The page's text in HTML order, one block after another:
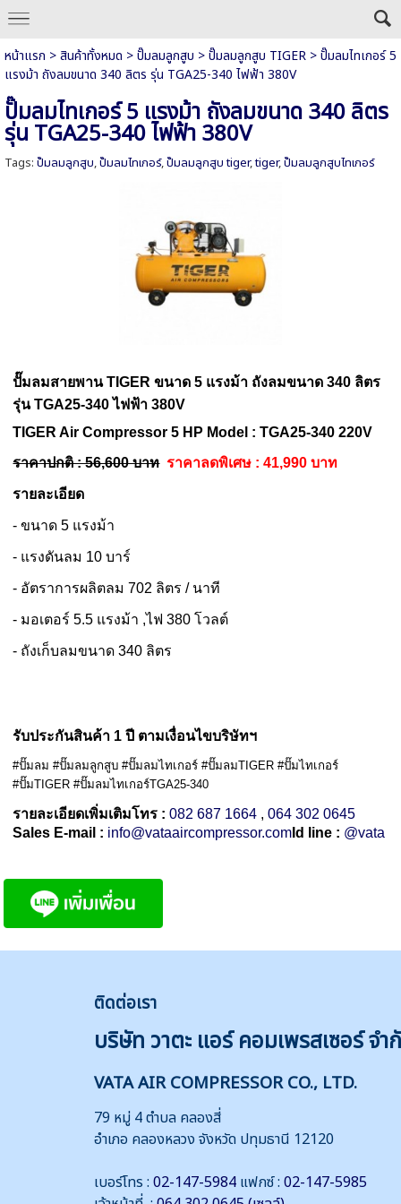
หน้าแรก >สินค้าทั้งหมด >ปั๊มลมลูกสูบ >ปั๊มลมลูกสูบ TIGER>ปั๊มลมไทเกอร์ 5
แรงม้า ถังลมขนาด 340 ลิตร รุ่น TGA25-340 ไฟฟ้า 380V
ปั๊มลมไทเกอร์ 5 แรงม้า ถังลมขนาด 340 ลิตร
รุ่น TGA25-340 ไฟฟ้า 380V
Tags: ปั๊มลมลูกสูบ,ปั๊มลมไทเกอร์,ปั๊มลมลูกสูบ tiger,tiger,ปั๊มลมลูกสูบไทเกอร์
ปั๊มลมสายพาน TIGERขนาด 5 แรงม้า ถังลมขนาด 340 ลิตร
รุ่นTGA25-340ไฟฟ้า 380V
TIGER Air Compressor 5 HP Model : TGA25-340 220V
ราคาปกติ : 56,600 บาท ราคาลดพิเศษ : 41,990 บาท
รายละเอียด
- ขนาด 5 แรงม้า
- แรงดันลม 10 บาร์
- อัตราการผลิตลม 702 ลิตร / นาที
- มอเตอร์ 5.5 แรงม้า ,ไฟ 380 โวลต์
- ถังเก็บลมขนาด 340 ลิตร
รับประกันสินค้า 1 ปี ตามเงื่อนไขบริษัทฯ
#ปั๊มลม #ปั๊มลมลูกสูบ #ปั๊มลมไทเกอร์ #ปั๊มลมTIGER #ปั๊มไทเกอร์
#ปั๊มTIGER #ปั๊มลมไทเกอร์TGA25-340
รายละเอียดเพิ่มเติมโทร :082 687 1664 ,064 302 0645
Sales E-mail : info@vataaircompressor.com Id line : @vata
ติดต่อเรา
บริษัท วาตะ แอร์ คอมเพรสเซอร์ จำ
VATA AIR COMPRESSOR CO., LTD.
79 หมู่ 4 ตำบล คลองสี่
อำเภอ คลองหลวง จังหวัด ปทุมธานี 12120
เบอร์โทร : 02-147-5984 แฟกซ์ : 02-147-5985